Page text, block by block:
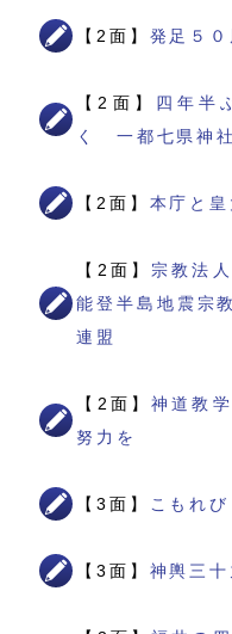
【2面】 発足５
【2面】 四年半
く 一都七県神
【2面】 本庁と
【2面】 宗教法
能登半島地震宗
連盟
【2面】神道教
努力を
【3面】 こもれび
【3面】 神輿三